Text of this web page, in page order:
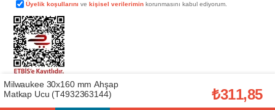
Üyelik koşullarını vekişisel verilerimin korunmasını kabul ediyorum.
Telif Hakkı © 2026Afeks Yapı Market
. Tüm hakları saklıdır.
Bu web sitesindeki tüm ürünler ticari amaçlıdır. Web sitemizde yer alan
görsel ve yazılı içerikler firmamıza ait olup, firmamızın yazılı izni alınmadan
Milwaukee 30x160 mm Ahşap
Matkap Ucu (T4932363144)
₺311,85